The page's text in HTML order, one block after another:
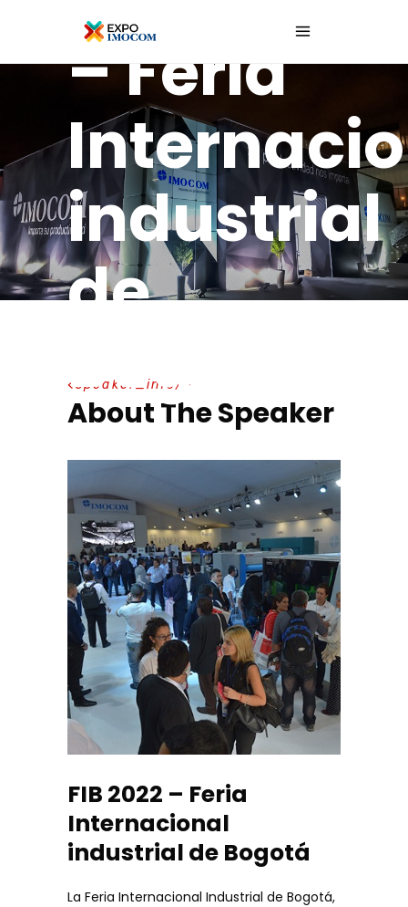
– Feria
industrial
de
Bogotá
speaker_info
About The Speaker
FIB 2022 – Feria
Internacional
industrial de Bogotá
La Feria Internacional Industrial de Bogotá,